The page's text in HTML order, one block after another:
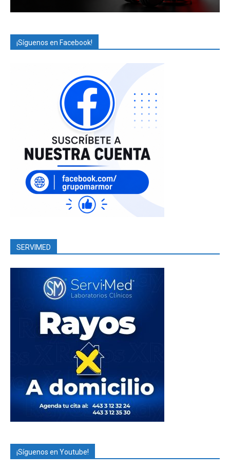
¡Síguenos en Facebook!
SERVIMED
¡Síguenos en Youtube!